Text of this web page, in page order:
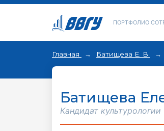
ПОРТФОЛИО
Главная Батищева Е. В.
Батищева
Кандидат культурологии